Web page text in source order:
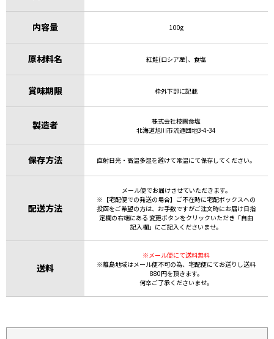
内容量 100g
原材料名 紅鮭(ロシア産)、食塩
賞味期限 枠外下部に記載
製造者
株式会社枝園食塩
北海道旭川市流通団地3-4-34
保存方法 直射日光・高温多湿を避けて常温にて保存してください。
配送方法
メール便でお届けさせていただきます。
※【宅配便での発送の場合】ご不在時に宅配ボックスへの
投函をご希望の方は、お手数ですがご注文時にお届け日指
定欄の右端にある 変更ボタンをクリックいただき「自由
記入欄」にご記入くださいませ。
送料
※メール便にて送料無料
※離島地域はメール便不可の為、宅配便にてお送りし送料
880円を頂きます。
何卒ご了承くださいませ。